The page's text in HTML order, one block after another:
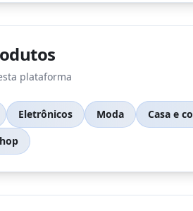
plataforma
Eletrônicos Moda Casa e